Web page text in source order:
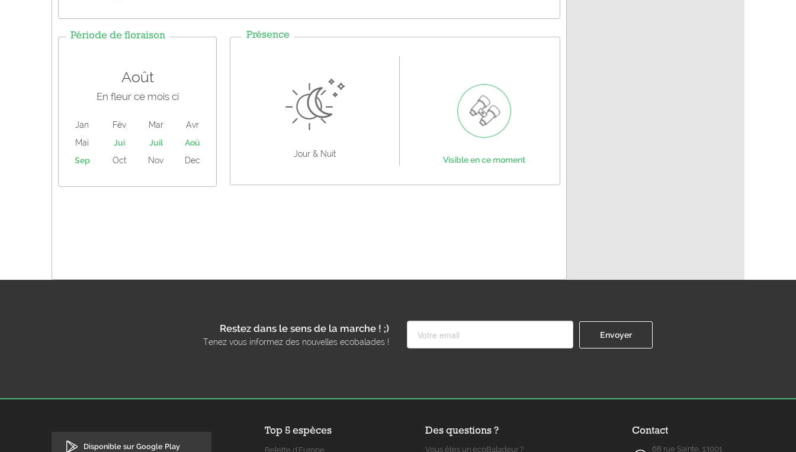
Période de floraison
Août
En fleur ce mois ci
Jan Fév Mar
Avr
Mai
Jui Juil
Aoû
Sep
Oct Nov Dec
Présence
Jour & Nuit
Visible en ce moment
Restez dans le sens de la marche ! ;)
Tenez vous informez des nouvelles ecobalades !
Disponible sur Google Play
Top 5 espèces
Belette d'Europe
Des questions ?
Vous êtes un ecoBaladeur ?
Contact
68 rue Sainte, 13001